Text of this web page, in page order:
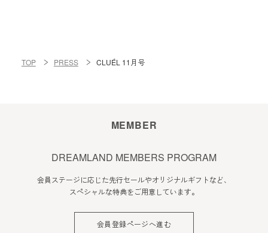
TOP PRESS CLUÉL 11月号
MEMBER
DREAMLAND MEMBERS PROGRAM
会員ステージに応じた先行セールやオリジナルギフトなど、
スペシャルな特典をご用意しています。
会員登録ページへ進む